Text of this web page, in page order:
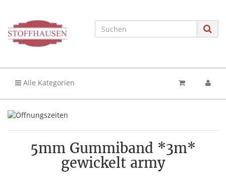
Alle Kategorien
5mm Gummiband *3m*
gewickelt army